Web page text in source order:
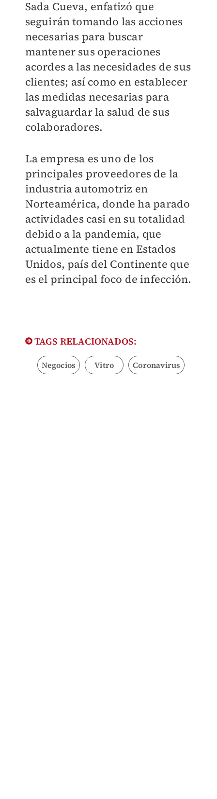
Sada Cueva, enfatizó que
seguirán tomando las acciones
necesarias para buscar
mantener sus operaciones
acordes a las necesidades de sus
clientes; así como en establecer
las medidas necesarias para
salvaguardar la salud de sus
colaboradores.
La empresa es uno de los
principales proveedores de la
industria automotriz en
Norteamérica, donde ha parado
actividades casi en su totalidad
debido a la pandemia, que
actualmente tiene en Estados
Unidos, país del Continente que
es el principal foco de infección.
TAGS RELACIONADOS:
Negocios Vitro Coronavirus